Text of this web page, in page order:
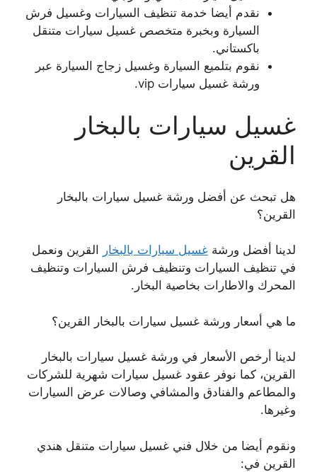
نقدم أيضا خدمة تنظيف السيارات وغسيل فرش
السيارة وبخبرة متخصص غسيل سيارات متنقل
باكستاني.
نقوم بتلميع السيارة وغسيل زجاج السيارة عبر
ورشة غسيل سيارات vip.
غسيل سيارات بالبخار
القرين
هل تبحث عن أفضل ورشة غسيل سيارات بالبخار
القرين؟
لدينا أفضل ورشة غسيل سيارات بالبخار
القرين ونعمل
في تنظيف السيارات وتنظيف فرش السيارات وتنظيف
المحرك والاطارات بخاصية البخار.
ما هي أسعار ورشة غسيل سيارات بالبخار القرين؟
لدينا أرخص الأسعار في ورشة غسيل سيارات بالبخار
القرين، كما نوفر عقود غسيل سيارات شهرية للشركات
والمطاعم والفنادق والمشافي وصالات عرض السيارات
وغيرها.
ونقوم أيضا من خلال فني غسيل سيارات متنقل هندي
القرين في: